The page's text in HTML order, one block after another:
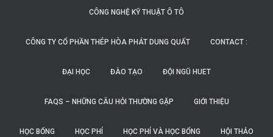
CÔNG NGHỆ KỸ THUẬT Ô TÔ
CÔNG TY CỔ PHẦN THÉP HÒA PHÁT DUNG QUẤT CONTACT :
ĐẠI HỌC ĐÀO TẠO ĐỘI NGŨ HUET
FAQS – NHỮNG CÂU HỎI THƯỜNG GẶP GIỚI THIỆU
HỌC BỔNG HỌC PHÍ HỌC PHÍ VÀ HỌC BỔNG HỘI THẢO